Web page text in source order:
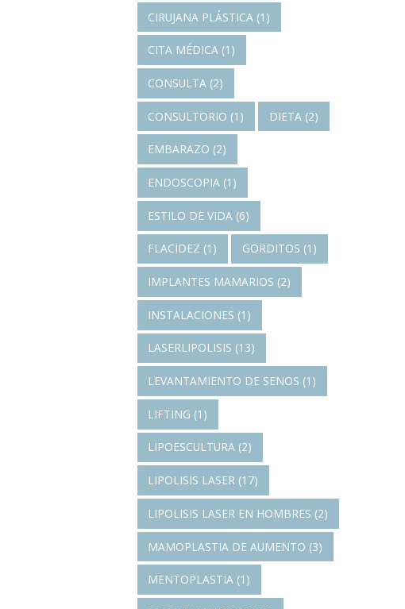
CIRUJANA PLÁSTICA (1)
CITA MÉDICA (1)
CONSULTA (2)
CONSULTORIO (1) DIETA (2)
EMBARAZO (2)
ENDOSCOPIA (1)
ESTILO DE VIDA (6)
FLACIDEZ (1) GORDITOS (1)
IMPLANTES MAMARIOS (2)
INSTALACIONES (1)
LASERLIPOLISIS (13)
LEVANTAMIENTO DE SENOS (1)
LIFTING (1)
LIPOESCULTURA (2)
LIPOLISIS LASER (17)
LIPOLISIS LASER EN HOMBRES (2)
MAMOPLASTIA DE AUMENTO (3)
MENTOPLASTIA (1)